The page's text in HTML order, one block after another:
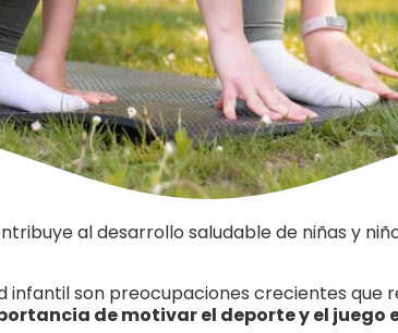
al desarrollo saludable de niñas y
infantil son preocupaciones crecientes que
de motivar el deporte y el juego